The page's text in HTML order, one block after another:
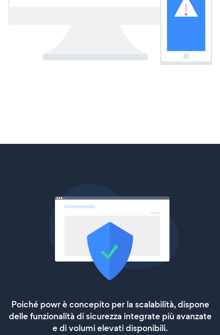
Poiché powr è concepito per la scalabilità, dispone
delle funzionalità di sicurezza integrate più avanzate
e di volumi elevati disponibili.